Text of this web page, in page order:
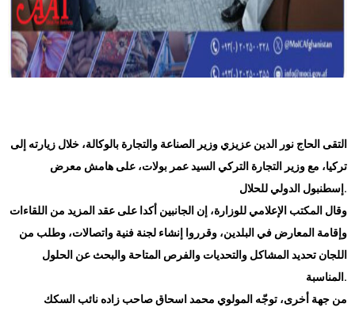
التقى الحاج نور الدين عزيزي وزير الصناعة والتجارة بالوكالة، خلال زيارته إلى
تركيا، مع وزير التجارة التركي السيد عمر بولات، على هامش معرض
إسطنبول الدولي للحلال .
وقال المكتب الإعلامي للوزارة، إن الجانبين أكدا على عقد المزيد من اللقاءات
وإقامة المعارض في البلدين، وقرروا إنشاء لجنة فنية واتصالات، وطلب من
اللجان تحديد المشاكل والتحديات والفرص المتاحة والبحث عن الحلول
المناسبة .
من جهة أخرى، توجّه المولوي محمد اسحاق صاحب زاده نائب السكك